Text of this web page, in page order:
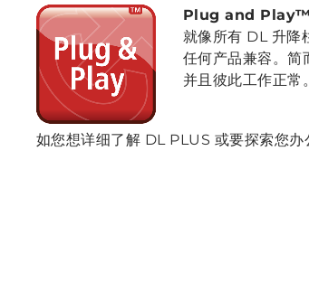
Plug and Play™
就像所有 DL 升降
任何产品兼容。简
并且彼此工作正常。
如您想详细了解 DL PLUS 或要探索您